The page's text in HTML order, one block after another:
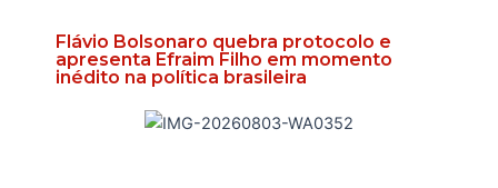
Flávio Bolsonaro quebra protocolo e
apresenta Efraim Filho em momento
inédito na política brasileira